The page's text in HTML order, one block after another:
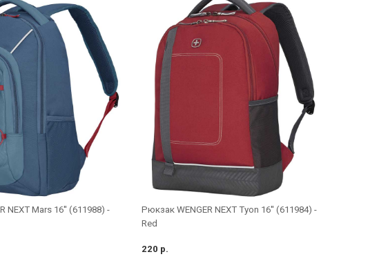
NEXT Mars 16'' (611988) -
Рюкзак WENGER NEXT Tyon 16'' (611984) -
Red
220 р.